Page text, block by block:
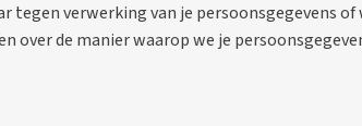
verwerking van je persoonsgegevens
de manier waarop we je